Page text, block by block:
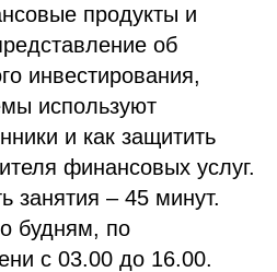
продукты и
об
инвестирования,
используют
и как защитить
финансовых услуг.
занятия – 45 минут.
будням, по
с 03.00 до 16.00.